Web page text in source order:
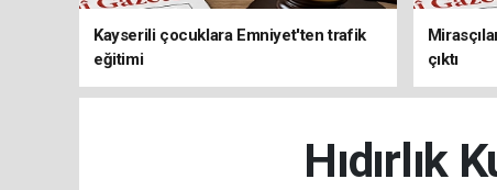
Kayserili çocuklara Emniyet'ten trafik
eğitimi
çıktı
Hıdırlık